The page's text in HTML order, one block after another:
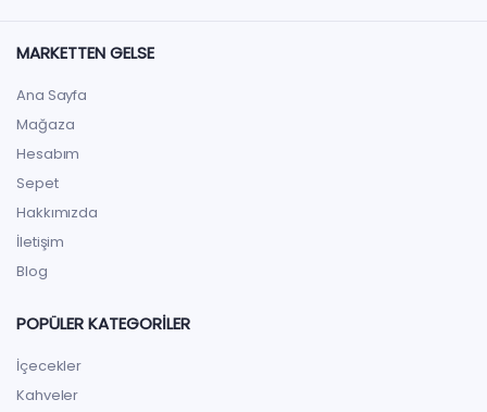
MARKETTEN GELSE
Ana Sayfa
Mağaza
Hesabım
Sepet
Hakkımızda
İletişim
Blog
POPÜLER KATEGORILER
İçecekler
Kahveler